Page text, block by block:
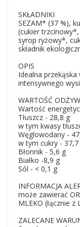
SKŁADNIKI
SEZAM* (37 %),
(cukier
syrop ryżowy*,
składnik
OPIS
Idealna
intensywnego
WARTOŚĆ
Wartość
Tłuszcz - 28,8 g
w tym kwasy
Węglowodany -
w tym cukry - 37,7
Błonnik - 5,6 g
Białko -8,9 g
Sól - < 0,1 g
INFORMACJA
może zawierać
MLEKO (łącznie z
ZALECANE